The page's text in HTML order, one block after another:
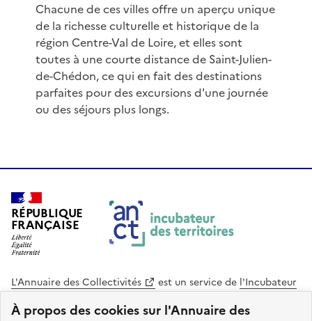
À propos des cookies sur l'Annuaire des
Chacune de ces villes offre un aperçu unique
de la richesse culturelle et historique de la
région Centre-Val de Loire, et elles sont
toutes à une courte distance de Saint-Julien-
de-Chédon, ce qui en fait des destinations
parfaites pour des excursions d'une journée
ou des séjours plus longs.
RÉPUBLIQUE
FRANÇAISE
L'Annuaire des Collectivités est un service de l'Incubateur
des Territoires
Cohésion des Territoires
. Le code source de ce site web